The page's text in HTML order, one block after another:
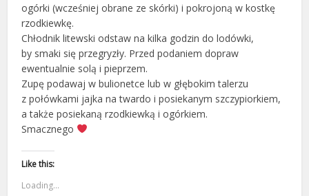
ogórki (wcześniej obrane ze skórki) i pokrojoną w kostkę
rzodkiewkę.
Chłodnik litewski odstaw na kilka godzin do lodówki,
by smaki się przegryzły. Przed podaniem dopraw
ewentualnie solą i pieprzem.
Zupę podawaj w bulionetce lub w głębokim talerzu
z połówkami jajka na twardo i posiekanym szczypiorkiem,
a także posiekaną rzodkiewką i ogórkiem.
Smacznego
Like this:
Loading...